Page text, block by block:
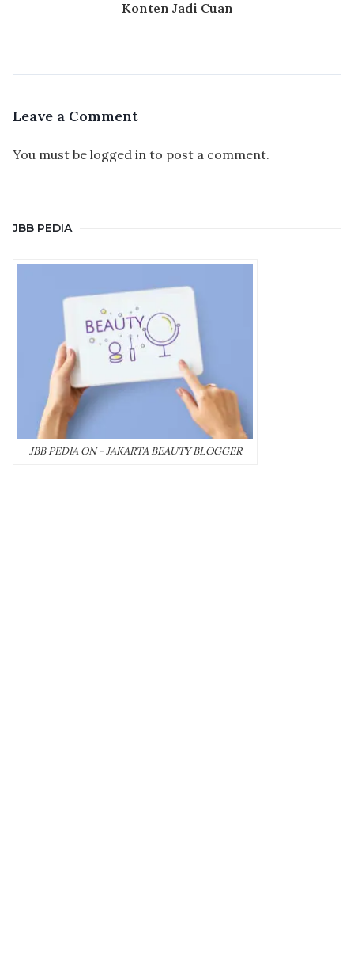
Konten Jadi Cuan
Leave a Comment
You must be logged in to post a comment.
JBB PEDIA
JBB PEDIA ON - JAKARTA BEAUTY BLOGGER